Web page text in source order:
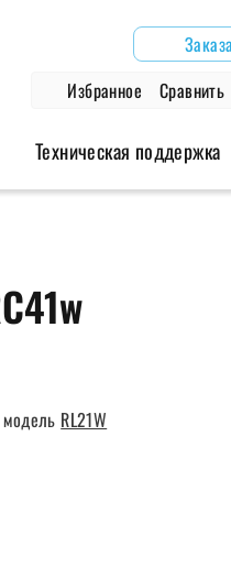
Избранное
Сравнить
Антенны
Провода и крепления
Техническая поддержка
RL21W